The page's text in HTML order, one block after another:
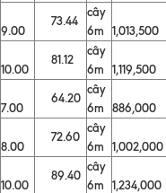
9.00
73.44
cây
6m
1,013,500
10.00
81.12
cây
6m
1,119,500
7.00
64.20
cây
6m
886,000
8.00
72.60
cây
6m
1,002,000
10.00
89.40
cây
6m
1,234,000